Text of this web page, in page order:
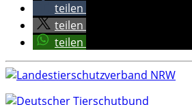
teilen
teilen
teilen